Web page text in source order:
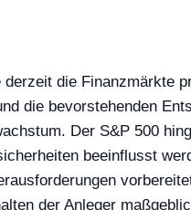
die Finanzmärkte
die bevorstehenden
Der S&P 500
beeinflusst
der Anleger